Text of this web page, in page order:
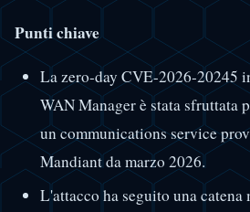
Punti chiave
La zero-day CVE-2026-20245
WAN Manager è stata sfruttata
un communications service
Mandiant da marzo 2026.
L'attacco ha seguito una